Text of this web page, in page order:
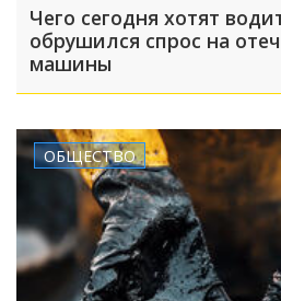
Чего сегодня хотят
обрушился спрос на
машины
ОБЩЕСТВО